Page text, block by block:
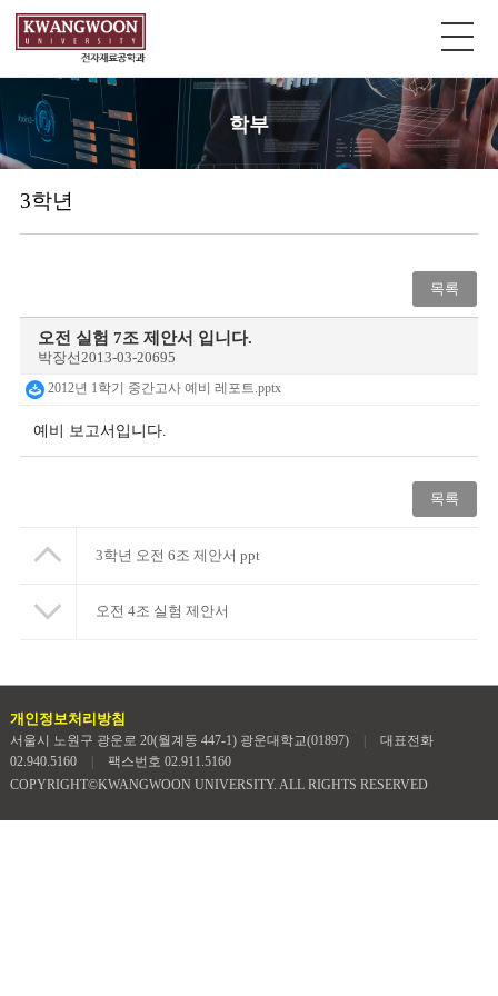
학부
3학년
목록
오전 실험 7조 제안서 입니다.
박장선2013-03-20695
2012년 1학기 중간고사 예비 레포트.pptx
예비 보고서입니다.
목록
3학년 오전 6조 제안서 ppt
오전 4조 실험 제안서
개인정보처리방침
서울시 노원구 광운로 20(월계동 447-1) 광운대학교(01897)
대표전화
02.940.5160
팩스번호 02.911.5160
COPYRIGHT©KWANGWOON UNIVERSITY. ALL RIGHTS RESERVED